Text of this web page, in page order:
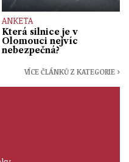
ANKETA
Která silnice je v
Olomouci nejvíc
nebezpečná?
VÍCE ČLÁNKŮ Z KATEGORIE ›